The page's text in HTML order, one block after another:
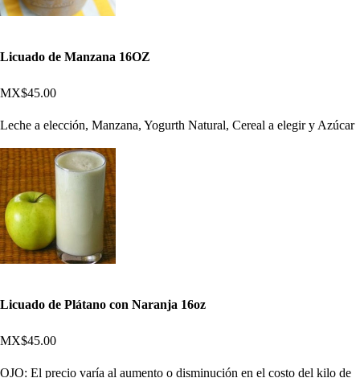
Licuado de Manzana 16OZ
MX$45.00
Leche a elección, Manzana, Yogurth Natural, Cereal a elegir y Azúcar
Licuado de Plátano con Naranja 16oz
MX$45.00
OJO: El precio varía al aumento o disminución en el costo del kilo de